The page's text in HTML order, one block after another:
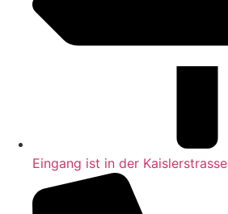
Eingang ist in der Kaislerstrasse